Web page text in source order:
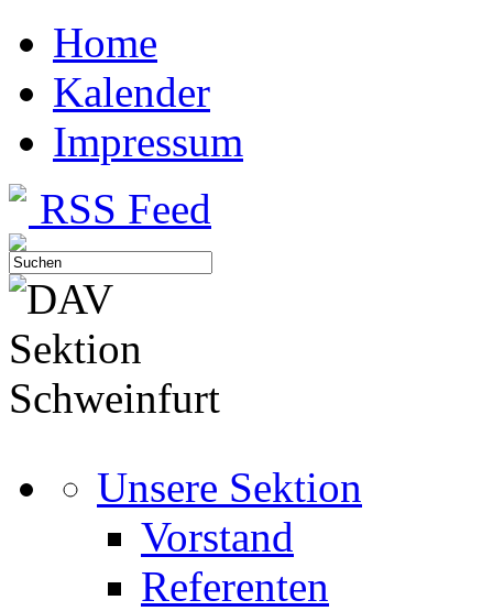
Home
Kalender
Impressum
RSS Feed
Unsere Sektion
Vorstand
Referenten